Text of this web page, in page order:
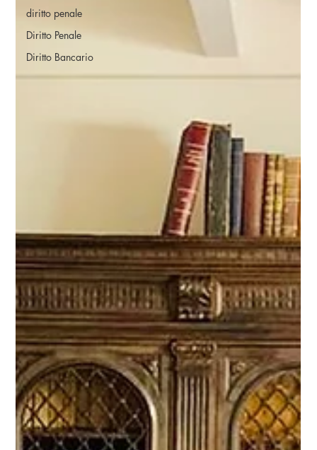
diritto penale
Diritto Penale
Diritto Bancario